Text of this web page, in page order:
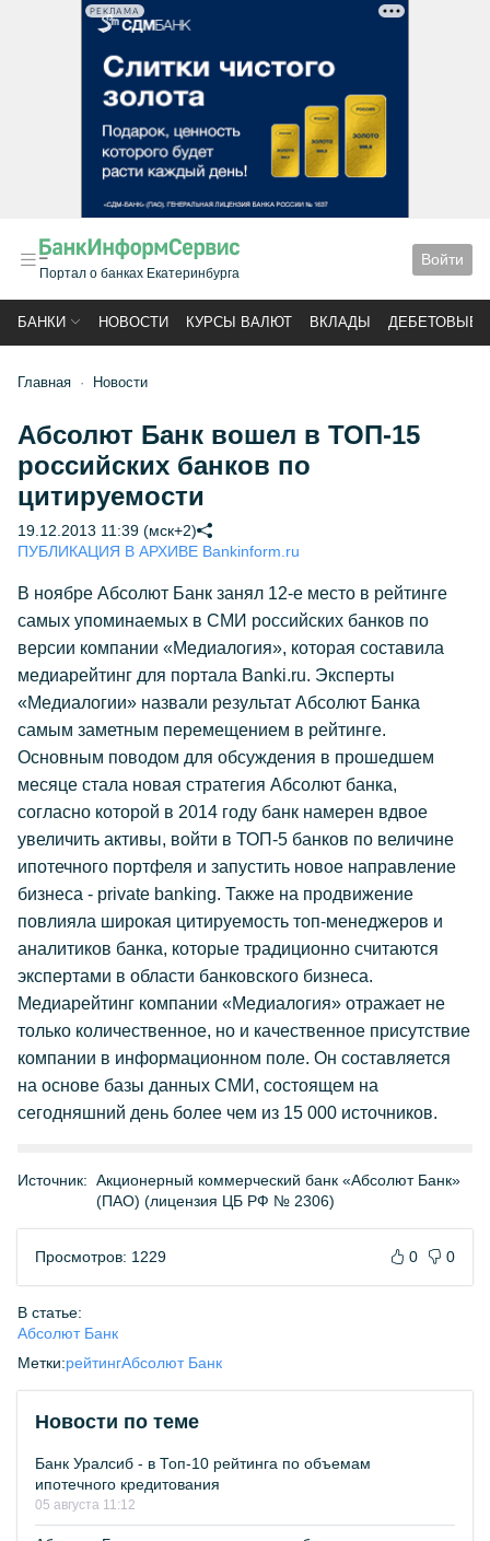
РЕКЛАМА
Портал о банках Екатеринбурга
Войти
БАНКИ НОВОСТИ КУРСЫ ВАЛЮТ ВКЛАДЫ ДЕБЕТОВЫЕ
Главная Новости
Абсолют Банк вошел в ТОП-15
российских банков по
цитируемости
19.12.2013 11:39 (мск+2)
ПУБЛИКАЦИЯ В АРХИВЕ Bankinform.ru
В ноябре Абсолют Банк занял 12-е место в рейтинге
самых упоминаемых в СМИ российских банков по
версии компании «Медиалогия», которая составила
медиарейтинг для портала Banki.ru. Эксперты
«Медиалогии» назвали результат Абсолют Банка
самым заметным перемещением в рейтинге.
Основным поводом для обсуждения в прошедшем
месяце стала новая стратегия Абсолют банка,
согласно которой в 2014 году банк намерен вдвое
увеличить активы, войти в ТОП-5 банков по величине
ипотечного портфеля и запустить новое направление
бизнеса - private banking. Также на продвижение
повлияла широкая цитируемость топ-менеджеров и
аналитиков банка, которые традиционно считаются
экспертами в области банковского бизнеса.
Медиарейтинг компании «Медиалогия» отражает не
только количественное, но и качественное присутствие
компании в информационном поле. Он составляется
на основе базы данных СМИ, состоящем на
сегодняшний день более чем из 15 000 источников.
Источник: Акционерный коммерческий банк «Абсолют Банк»
(ПАО) (лицензия ЦБ РФ № 2306)
Просмотров: 1229 0 0
В статье:
Абсолют Банк
Метки:рейтингАбсолют Банк
Новости по теме
Банк Уралсиб - в Топ-10 рейтинга по объемам
ипотечного кредитования
05 августа 11:12